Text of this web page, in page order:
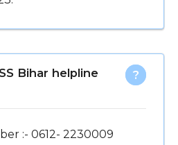
Bihar helpline
:- 0612- 2230009